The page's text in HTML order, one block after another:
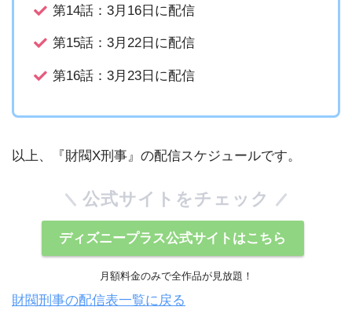
第14話：3月16日に配信
第15話：3月22日に配信
第16話：3月23日に配信
以上、『財閥X刑事』の配信スケジュールです。
公式サイトをチェック
ディズニープラス公式サイトはこちら
月額料金のみで全作品が見放題！
財閥刑事の配信表一覧に戻る